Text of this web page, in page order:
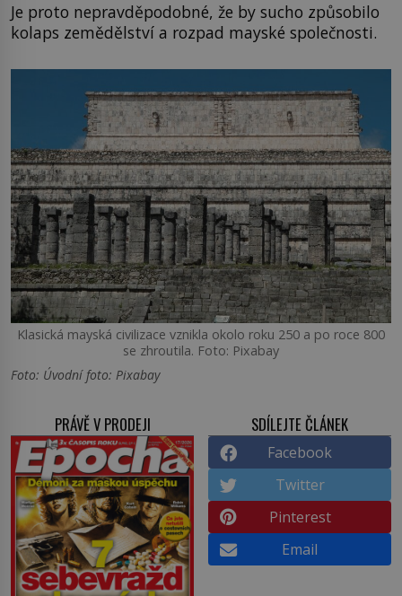
Je proto nepravděpodobné, že by sucho způsobilo
kolaps zemědělství a rozpad mayské společnosti.
Klasická mayská civilizace vznikla okolo roku 250 a po roce 800
se zhroutila. Foto: Pixabay
Foto: Úvodní foto: Pixabay
PRÁVĚ V PRODEJI SDÍLEJTE ČLÁNEK
Facebook
Twitter
Pinterest
Email